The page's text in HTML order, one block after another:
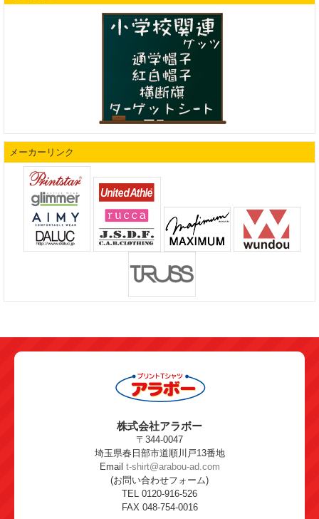
メーカーリンク
株式会社アラボー
〒344-0047
埼玉県春日部市道順川戸13番地
Email t-shirt@arabou-ad.com
(お問い合わせフォーム)
TEL 0120-916-526
FAX 048-754-0016